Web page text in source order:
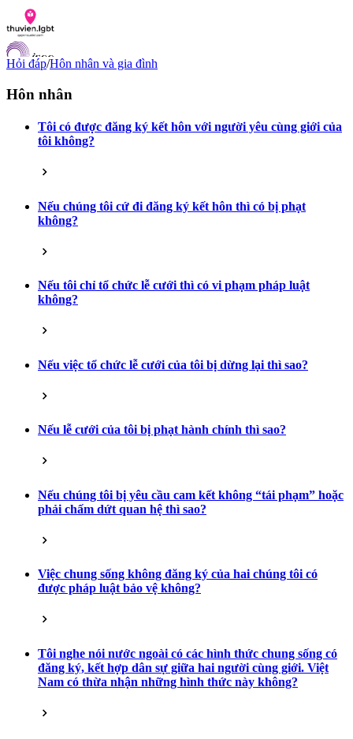
Danh sách tài liệu
Hỏi đáp
Chỉ số hoà nhập LGBTI
VI
EN
Hỏi đáp/Hôn nhân và gia đình
Hôn nhân
Tôi có được đăng ký kết hôn với người yêu cùng giới của
tôi không?
Nếu chúng tôi cứ đi đăng ký kết hôn thì có bị phạt
không?
Nếu tôi chỉ tổ chức lễ cưới thì có vi phạm pháp luật
không?
Nếu việc tổ chức lễ cưới của tôi bị dừng lại thì sao?
Nếu lễ cưới của tôi bị phạt hành chính thì sao?
Nếu chúng tôi bị yêu cầu cam kết không “tái phạm” hoặc
phải chấm dứt quan hệ thì sao?
Việc chung sống không đăng ký của hai chúng tôi có
được pháp luật bảo vệ không?
Tôi nghe nói nước ngoài có các hình thức chung sống có
đăng ký, kết hợp dân sự giữa hai người cùng giới. Việt
Nam có thừa nhận những hình thức này không?